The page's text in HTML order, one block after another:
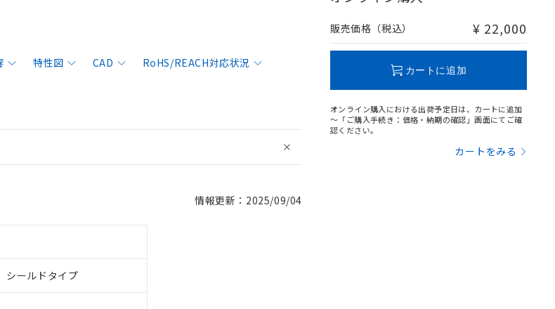
特性図 CAD
RoHS/REACH対応状況
情報更新：2025/09/04
シールドタイプ
販売価格（税込） ¥ 22,000
カートに追加
オンライン購入における出荷予定日は、カートに追加
～「ご購入手続き：価格・納期の確認」画面にてご確
認ください。
カートをみる